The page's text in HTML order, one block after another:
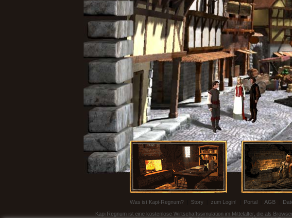
Was ist Kapi-Regnum? Story zum Login! Portal AGB
Kapi Regnum ist eine kostenlose Wirtschaftssimulation im Mittelalter, die als